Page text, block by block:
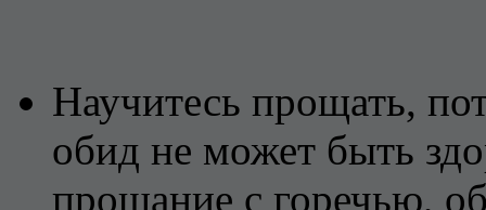
Научитесь прощать,
обид не может быть
прощание с горечью,